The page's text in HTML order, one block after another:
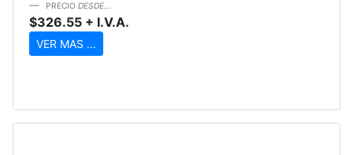
PRECIO DESDE...
$326.55 + I.V.A.
VER MAS ...